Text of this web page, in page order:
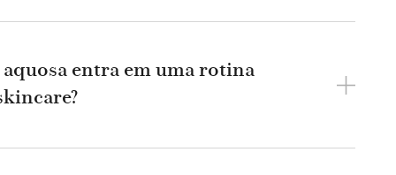
entra em uma rotina